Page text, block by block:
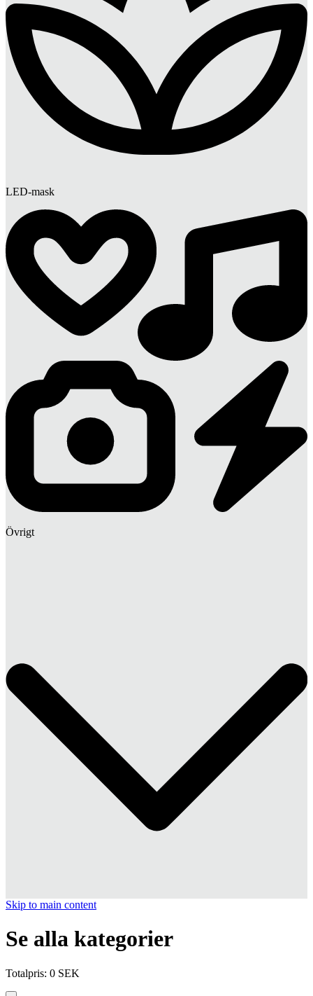
LED-mask
Övrigt
Skip to main content
Se alla kategorier
Totalpris: 0 SEK